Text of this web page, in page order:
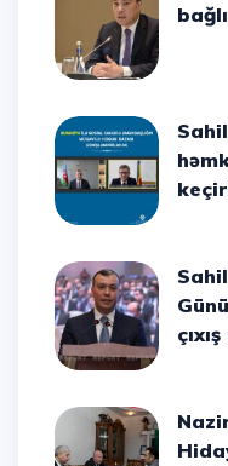
Sahil Babayev rumnyalı
Sahil Babayev Sahibkarlar
Nazir Sahil Babayevin müavini